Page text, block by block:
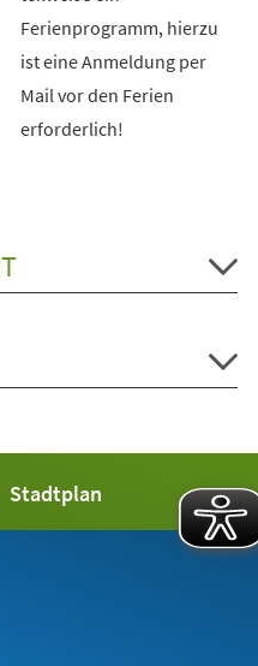
Ferienprogramm, hierzu
ist eine Anmeldung per
Mail vor den Ferien
erforderlich!
Stadtplan